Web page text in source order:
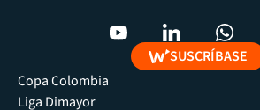
SUSCRÍBASE
Copa Colombia
Liga Dimayor